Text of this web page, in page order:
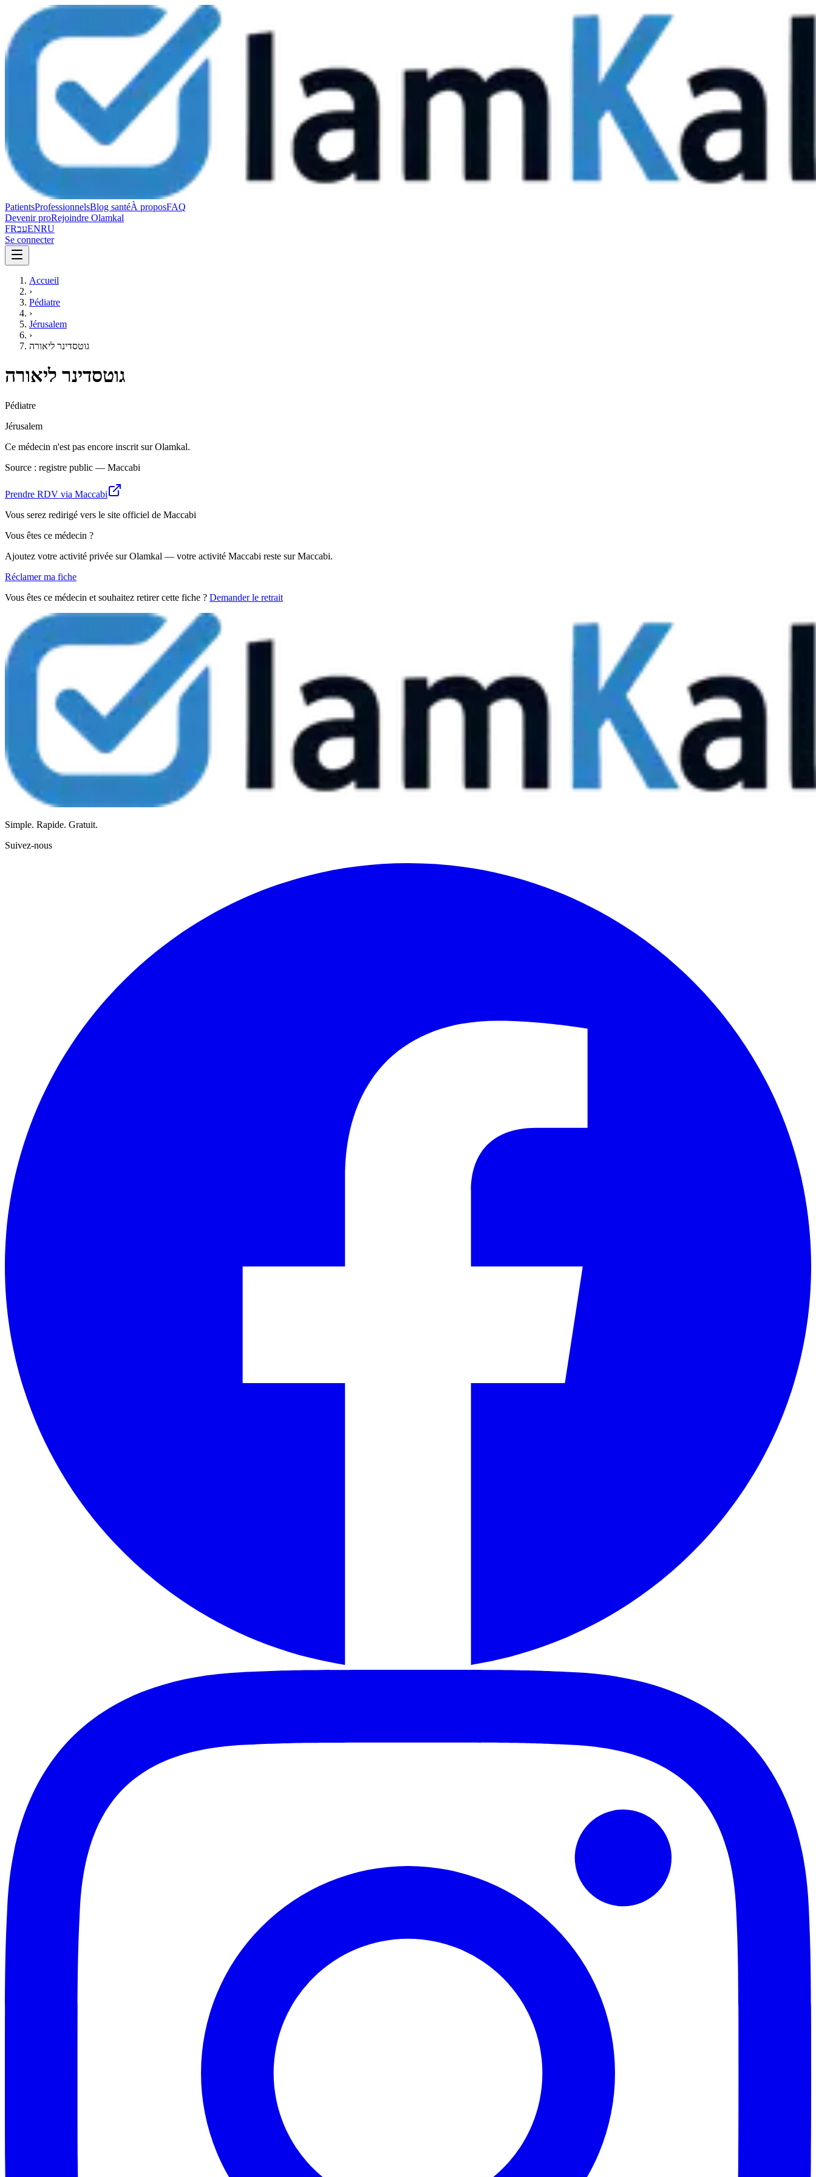
PatientsProfessionnelsBlog santéÀ proposFAQ
Devenir proRejoindre Olamkal
FRעבENRU
Se connecter
Accueil
›
Pédiatre
›
Jérusalem
›
גוטסדינר ליאורה
גוטסדינר ליאורה
Pédiatre
Jérusalem
Ce médecin n'est pas encore inscrit sur Olamkal.
Source : registre public — Maccabi
Prendre RDV via Maccabi
Vous serez redirigé vers le site officiel de Maccabi
Vous êtes ce médecin ?
Ajoutez votre activité privée sur Olamkal — votre activité Maccabi reste sur Maccabi.
Réclamer ma fiche
Vous êtes ce médecin et souhaitez retirer cette fiche ? Demander le retrait
Simple. Rapide. Gratuit.
Suivez-nous